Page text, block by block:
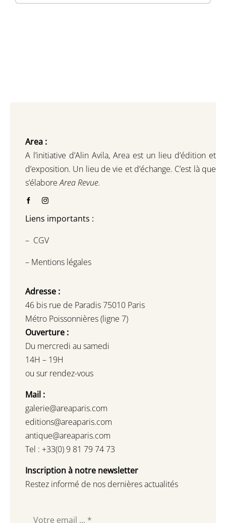
Area :
A l’initiative d’Alin Avila, Area est un lieu d’édition et
d’exposition. Un lieu de vie et d’échange. C’est là que
s’élaboreArea Revue.
Liens importants :
– CGV
– Mentions légales
Adresse :
46 bis rue de Paradis 75010 Paris
Métro Poissonnières (ligne 7)
Ouverture :
Du mercredi au samedi
14H – 19H
ou sur rendez-vous
Mail :
galerie@areaparis.com
editions@areaparis.com
antique@areaparis.com
Tel : +33(0) 9 81 79 74 73
Inscription à notre newsletter
Restez informé de nos dernières actualités